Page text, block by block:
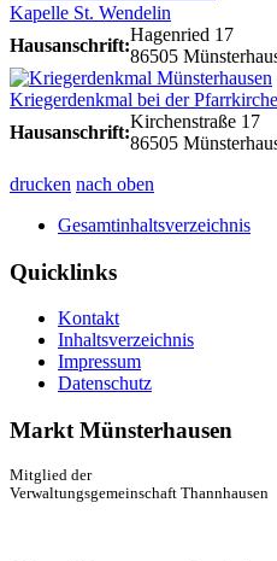
Kapelle St. Wendelin
Hausanschrift:
Hagenried 17
86505
Kriegerdenkmal bei der
Hausanschrift:
Kirchenstraße 17
86505
drucken nach oben
Gesamtinhaltsverzeichnis
Quicklinks
Kontakt
Inhaltsverzeichnis
Impressum
Datenschutz
Markt Münsterhausen
Mitglied der
Verwaltungsgemeinschaft Thannhausen